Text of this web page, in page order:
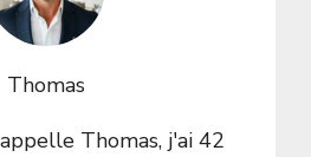
Thomas
Thomas, j'ai 42